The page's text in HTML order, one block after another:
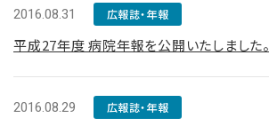
2016.08.31 広報誌・年報
平成27年度 病院年報を公開いたしました。
2016.08.29 広報誌・年報